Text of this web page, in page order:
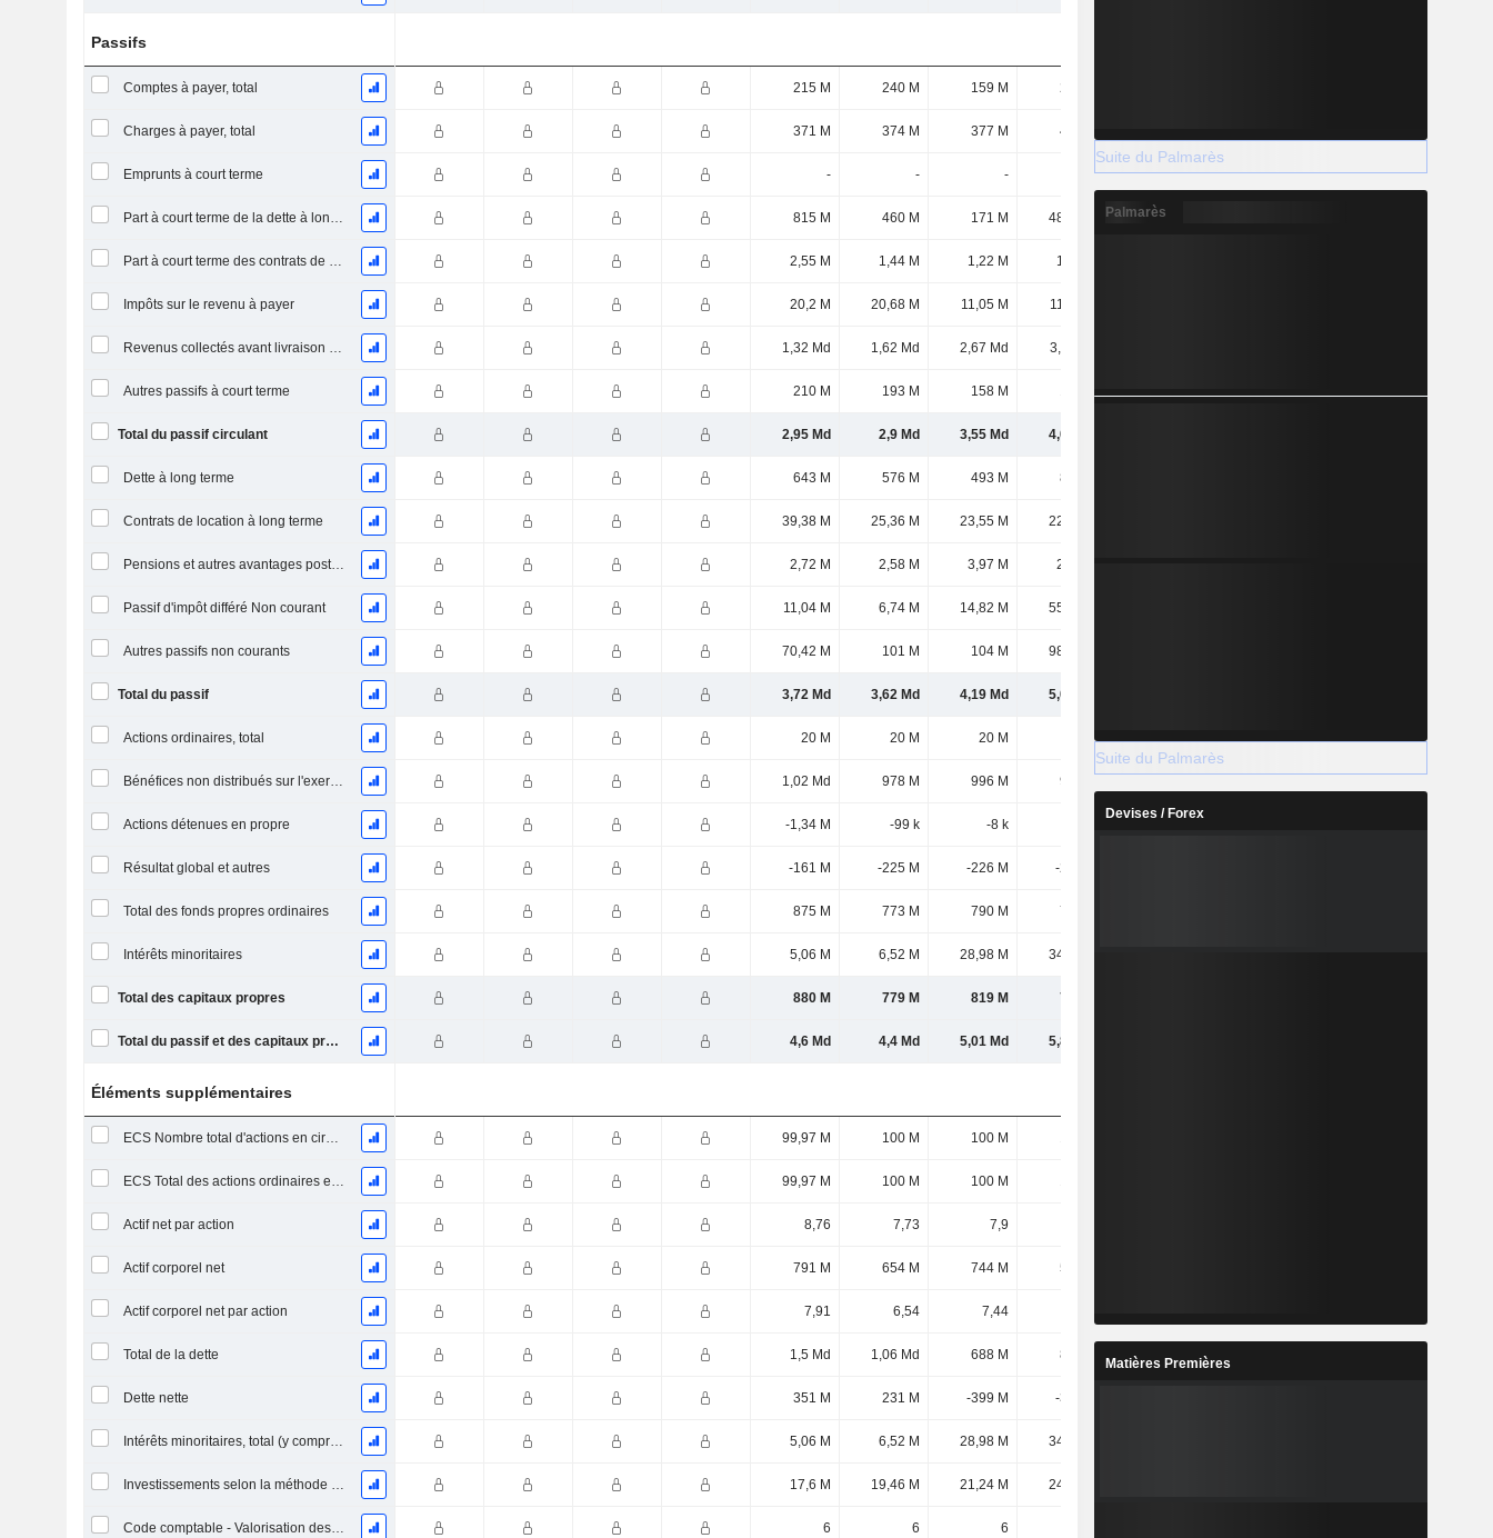
Passifs
Comptes à payer, total 215 M 240 M 159 M 230 M
Charges à payer, total 371 M 374 M 377 M 490 M
Emprunts à court terme - - - - -
Part à court terme de la dette à long terme 815 M 460 M 171 M 48,56 M 433 M
Part à court terme des contrats de location 2,55 M 1,44 M 1,22 M 1,23 M
Impôts sur le revenu à payer 20,2 M 20,68 M 11,05 M 11,93 M
Revenus collectés avant livraison du produit/service 1,32 Md 1,62 Md 2,67 Md 3,11 Md
Autres passifs à court terme 210 M 193 M 158 M
Total du passif circulant 2,95 Md 2,9 Md 3,55 Md 4,08 Md
Dette à long terme 643 M 576 M 493 M 821 M
Contrats de location à long terme 39,38 M 25,36 M 23,55 M 22,38 M
Pensions et autres avantages postérieurs à l'emploi 2,72 M 2,58 M 3,97 M 2,62 M
Passif d'impôt différé Non courant 11,04 M 6,74 M 14,82 M 55,35 M
Autres passifs non courants 70,42 M 101 M 104 M 98,33 M
Total du passif 3,72 Md 3,62 Md 4,19 Md 5,08 Md
Actions ordinaires, total 20 M 20 M 20 M 20 M 20 M
Bénéfices non distribués sur l'exercice 1,02 Md 978 M 996 M 945 M
Actions détenues en propre -1,34 M -99 k -8 k
Résultat global et autres -161 M -225 M -226 M -226 M
Total des fonds propres ordinaires 875 M 773 M 790 M 739 M
Intérêts minoritaires 5,06 M 6,52 M 28,98 M 34,84 M
Total des capitaux propres 880 M 779 M 819 M 774 M
Total du passif et des capitaux propres 4,6 Md 4,4 Md 5,01 Md 5,86 Md
Éléments supplémentaires
ECS Nombre total d'actions en circulation à la date de dépôt 99,97 M 100 M 100 M
ECS Total des actions ordinaires en circulation 99,97 M 100 M 100 M
Actif net par action 8,76 7,73 7,9
Actif corporel net 791 M 654 M 744 M 529 M
Actif corporel net par action 7,91 6,54 7,44
Total de la dette 1,5 Md 1,06 Md 688 M 893 M 940 M
Dette nette 351 M 231 M -399 M -368 M
Intérêts minoritaires, total (y compris la division financière) 5,06 M 6,52 M 28,98 M 34,84 M
Investissements selon la méthode de la mise en équivalence, total 17,6 M 19,46 M 21,24 M 24,37 M
Code comptable - Valorisation des stocks 6 6 6
Suite du Palmarès
Palmarès
Suite du Palmarès
Devises / Forex
Matières Premières